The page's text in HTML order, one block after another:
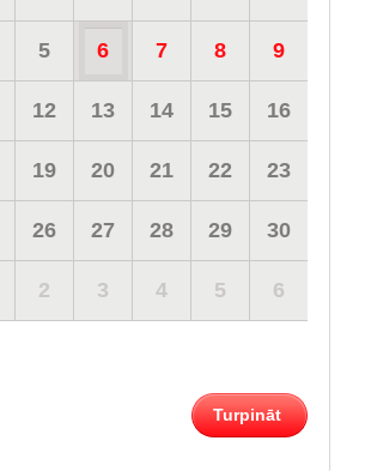
5 6 7 8 9
12 13 14 15 16
19 20 21 22 23
26 27 28 29 30
2 3 4 5 6
Turpināt